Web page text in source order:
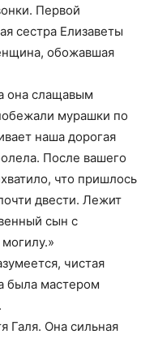
Первой
сестра Елизаветы
обожавшая
она слащавым
мурашки по
наша дорогая
После вашего
что пришлось
двести. Лежит
сын с
чистая
была мастером
Галя. Она сильная